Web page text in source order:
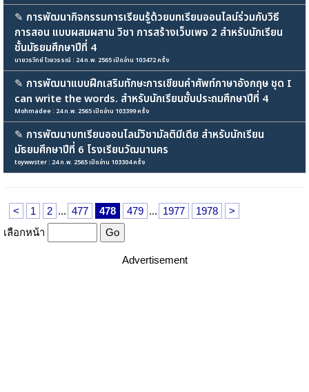
✎ การพัฒนากิจกรรมการเรียนรู้ด้วยบทเรียนออนไลน์ร่วมกับวิธี
การสอน แบบผสมผสาน วิชา การสร้างเว็บเพจ 2 สำหรับนักเรียน
ชั้นมัธยมศึกษาปีที่ 4
นายวรวิทย์ ไวยวรรณ์ : 24 ก.พ. 2565 เปิดอ่าน 103472 ครั้ง
✎ การพัฒนาแบบฝึกเสริมทักษะการเขียนคำศัพท์ภาษาอังกฤษ ชุด I
can write the words. สำหรับนักเรียนชั้นประถมศึกษาปีที่ 4
Mohmadee : 24 ก.พ. 2565 เปิดอ่าน 103399 ครั้ง
✎ การพัฒนาบทเรียนออนไลน์วิชามัลติมีเดีย สำหรับนักเรียน
มัธยมศึกษาปีที่ 6 โรงเรียนวัฒนานคร
toywwster : 24 ก.พ. 2565 เปิดอ่าน 103304 ครั้ง
< 1 2 ... 477 478 479 ... 1977 1978
>
เลือกหน้า
Advertisement